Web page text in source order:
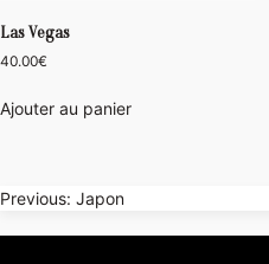
Las Vegas
40.00€
Ajouter au panier
Navigation
de
Previous: Japon